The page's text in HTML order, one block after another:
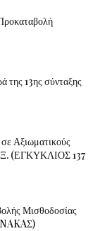
της 13ης σύνταξης
Αξιωματικούς
(ΕΓΚΥΚΛΙΟΣ 137
Μισθοδοσίας